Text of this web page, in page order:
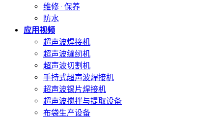
维修 · 保养
防水
应用视频
超声波焊接机
超声波缝纫机
超声波切割机
手持式超声波焊接机
超声波锡片焊接机
超声波搅拌与提取设备
布袋生产设备